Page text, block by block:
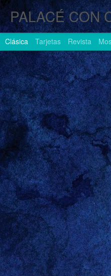
PALACÉ CON
Clásica Tarjetas Revista